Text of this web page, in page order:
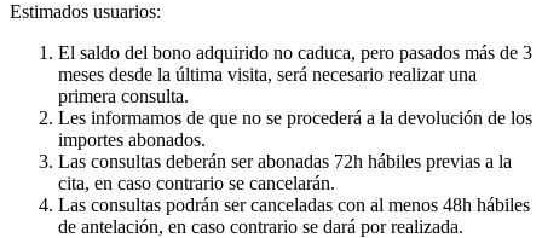
Estimados usuarios:
El saldo del bono adquirido no caduca, pero pasados más de 3
meses desde la última visita, será necesario realizar una
primera consulta.
Les informamos de que no se procederá a la devolución de los
importes abonados.
Las consultas deberán ser abonadas 72h hábiles previas a la
cita, en caso contrario se cancelarán.
Las consultas podrán ser canceladas con al menos 48h hábiles
de antelación, en caso contrario se dará por realizada.